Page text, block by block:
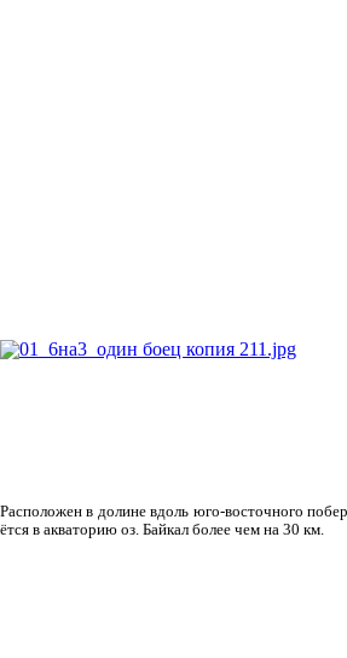
Рас­положен в долине вдоль юго-восточного
ётся в акваторию оз. Байкал более чем на 30 км.